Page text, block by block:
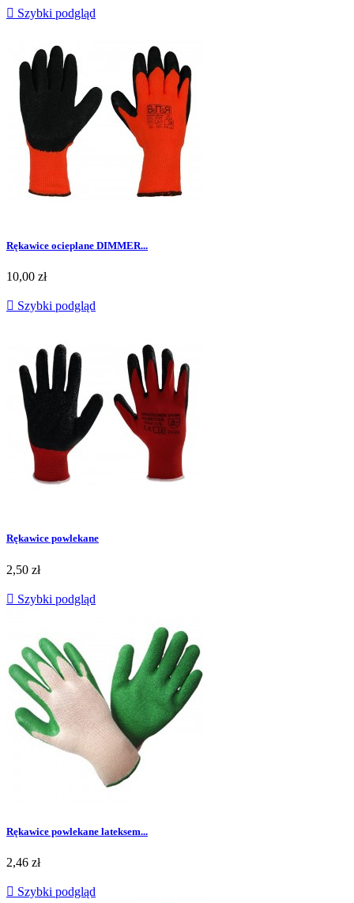
 Szybki podgląd
Rękawice ocieplane DIMMER...
Cena
10,00 zł
 Szybki podgląd
Rękawice powlekane
Cena
2,50 zł
 Szybki podgląd
Rękawice powlekane lateksem...
Cena
2,46 zł
 Szybki podgląd